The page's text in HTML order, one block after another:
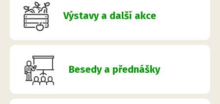
Výstavy a další akce
Besedy a přednášky